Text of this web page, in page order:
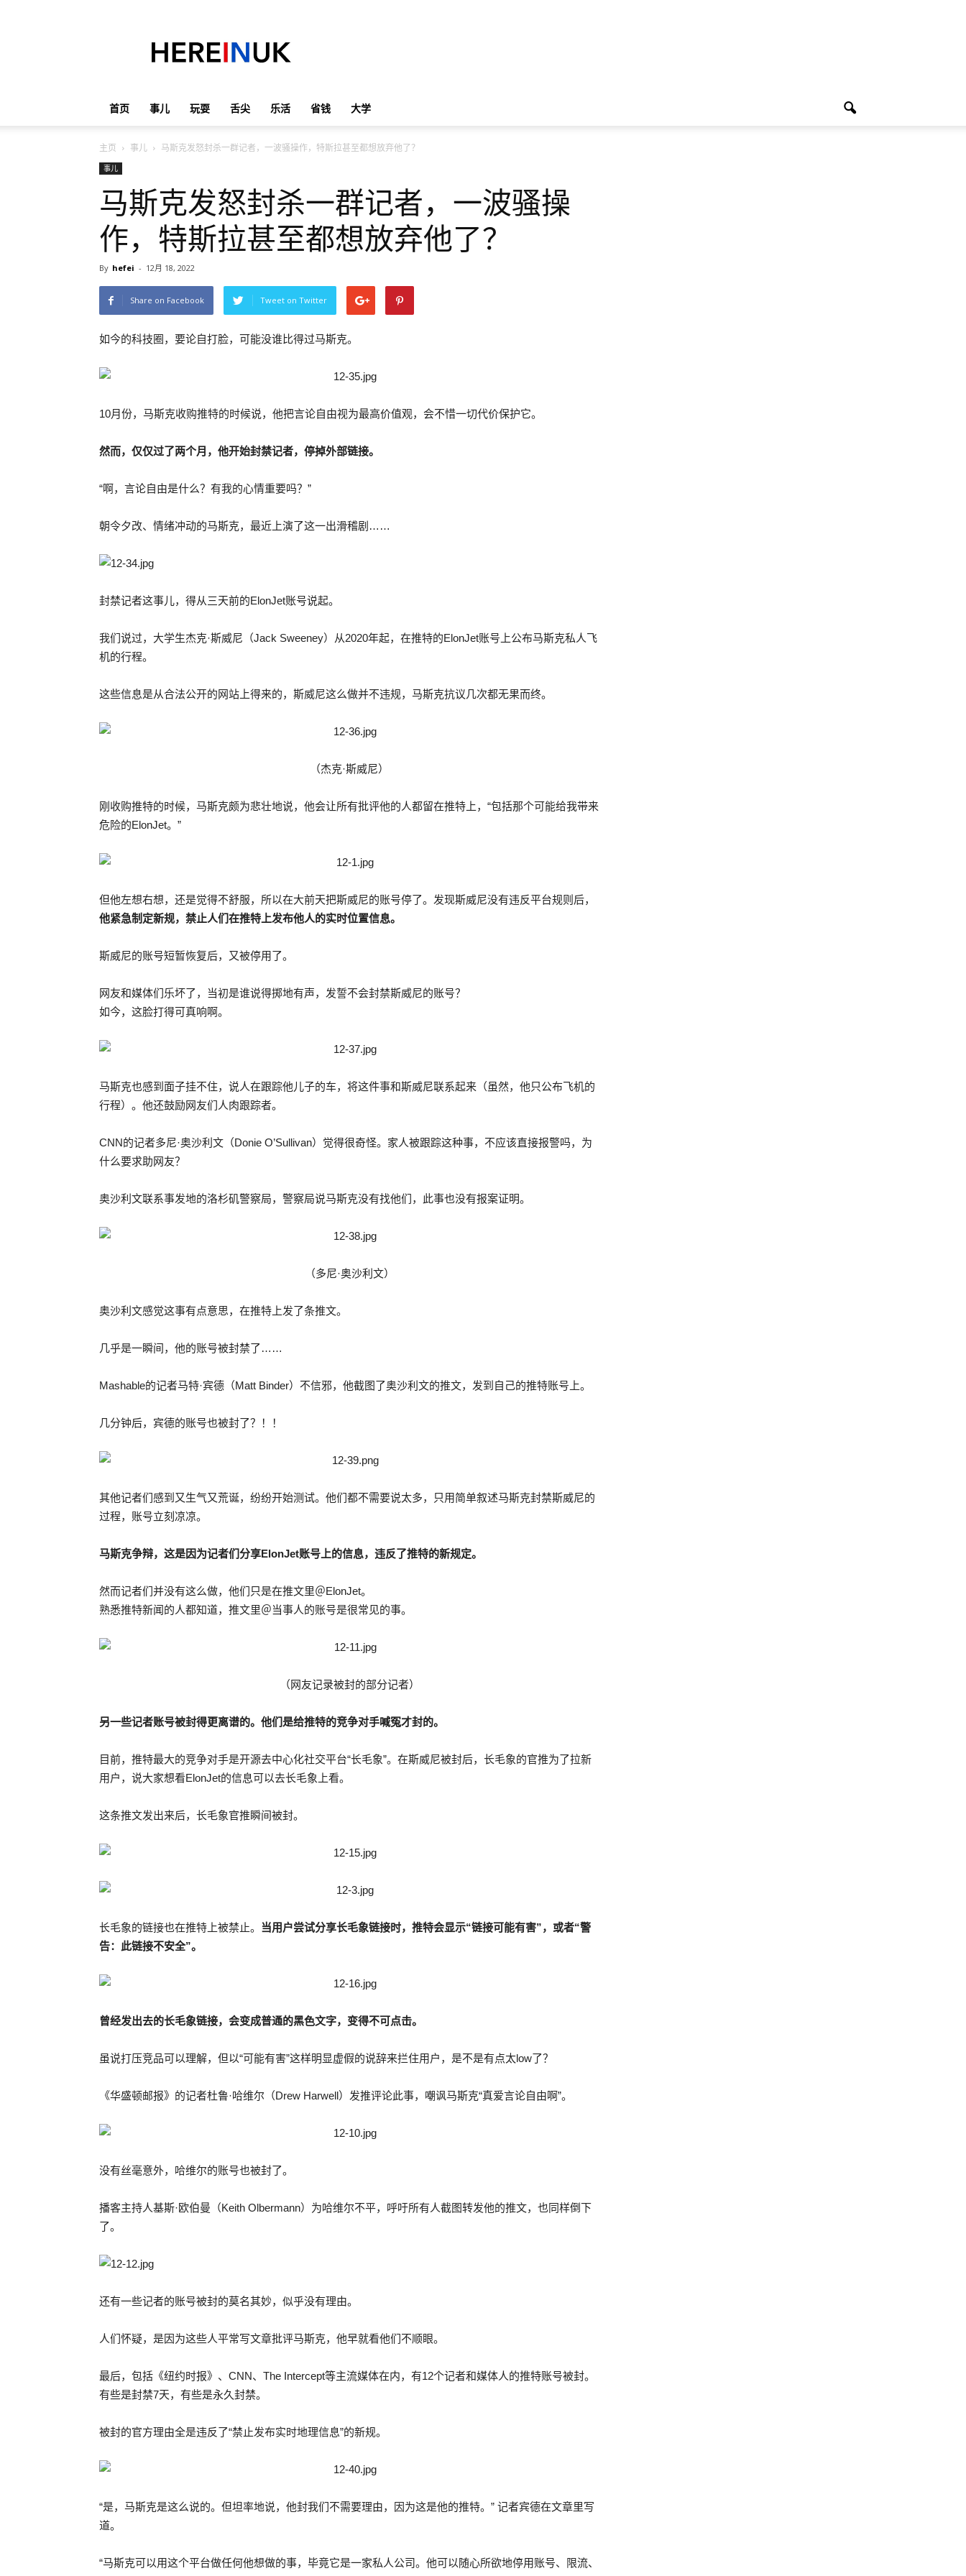
首页 事儿 玩耍 舌尖 乐活 省钱 大学
主页 事儿 马斯克发怒封杀一群记者，一波骚操作，特斯拉甚至都想放弃他了？
事儿
马斯克发怒封杀一群记者，一波骚操
作，特斯拉甚至都想放弃他了？
By hefei - 12月 18, 2022
Share on Facebook Tweet on Twitter
如今的科技圈，要论自打脸，可能没谁比得过马斯克。
10月份，马斯克收购推特的时候说，他把言论自由视为最高价值观，会不惜一切代价保护它。
然而，仅仅过了两个月，他开始封禁记者，停掉外部链接。
“啊，言论自由是什么？有我的心情重要吗？”
朝令夕改、情绪冲动的马斯克，最近上演了这一出滑稽剧……
封禁记者这事儿，得从三天前的ElonJet账号说起。
我们说过，大学生杰克·斯威尼（Jack Sweeney）从2020年起，在推特的ElonJet账号上公布马斯克私人飞
机的行程。
这些信息是从合法公开的网站上得来的，斯威尼这么做并不违规，马斯克抗议几次都无果而终。
（杰克·斯威尼）
刚收购推特的时候，马斯克颇为悲壮地说，他会让所有批评他的人都留在推特上，“包括那个可能给我带来
危险的ElonJet。”
但他左想右想，还是觉得不舒服，所以在大前天把斯威尼的账号停了。发现斯威尼没有违反平台规则后，
他紧急制定新规，禁止人们在推特上发布他人的实时位置信息。
斯威尼的账号短暂恢复后，又被停用了。
网友和媒体们乐坏了，当初是谁说得掷地有声，发誓不会封禁斯威尼的账号？
如今，这脸打得可真响啊。
马斯克也感到面子挂不住，说人在跟踪他儿子的车，将这件事和斯威尼联系起来（虽然，他只公布飞机的
行程）。他还鼓励网友们人肉跟踪者。
CNN的记者多尼·奥沙利文（Donie O’Sullivan）觉得很奇怪。家人被跟踪这种事，不应该直接报警吗，为
什么要求助网友？
奥沙利文联系事发地的洛杉矶警察局，警察局说马斯克没有找他们，此事也没有报案证明。
（多尼·奥沙利文）
奥沙利文感觉这事有点意思，在推特上发了条推文。
几乎是一瞬间，他的账号被封禁了……
Mashable的记者马特·宾德（Matt Binder）不信邪，他截图了奥沙利文的推文，发到自己的推特账号上。
几分钟后，宾德的账号也被封了？！！
其他记者们感到又生气又荒诞，纷纷开始测试。他们都不需要说太多，只用简单叙述马斯克封禁斯威尼的
过程，账号立刻凉凉。
马斯克争辩，这是因为记者们分享ElonJet账号上的信息，违反了推特的新规定。
然而记者们并没有这么做，他们只是在推文里＠ElonJet。
熟悉推特新闻的人都知道，推文里＠当事人的账号是很常见的事。
（网友记录被封的部分记者）
另一些记者账号被封得更离谱的。他们是给推特的竞争对手喊冤才封的。
目前，推特最大的竞争对手是开源去中心化社交平台“长毛象”。在斯威尼被封后，长毛象的官推为了拉新
用户，说大家想看ElonJet的信息可以去长毛象上看。
这条推文发出来后，长毛象官推瞬间被封。
长毛象的链接也在推特上被禁止。
当用户尝试分享长毛象链接时，推特会显示“链接可能有害”，或者“警
告：此链接不安全”。
曾经发出去的长毛象链接，会变成普通的黑色文字，变得不可点击。
虽说打压竞品可以理解，但以“可能有害”这样明显虚假的说辞来拦住用户，是不是有点太low了？
《华盛顿邮报》的记者杜鲁·哈维尔（Drew Harwell）发推评论此事，嘲讽马斯克“真爱言论自由啊”。
没有丝毫意外，哈维尔的账号也被封了。
播客主持人基斯·欧伯曼（Keith Olbermann）为哈维尔不平，呼吁所有人截图转发他的推文，也同样倒下
了。
还有一些记者的账号被封的莫名其妙，似乎没有理由。
人们怀疑，是因为这些人平常写文章批评马斯克，他早就看他们不顺眼。
最后，包括《纽约时报》、CNN、The Intercept等主流媒体在内，有12个记者和媒体人的推特账号被封。
有些是封禁7天，有些是永久封禁。
被封的官方理由全是违反了“禁止发布实时地理信息”的新规。
“是，马斯克是这么说的。但坦率地说，他封我们不需要理由，因为这是他的推特。” 记者宾德在文章里写
道。
“马斯克可以用这个平台做任何他想做的事，毕竟它是一家私人公司。他可以随心所欲地停用账号、限流、